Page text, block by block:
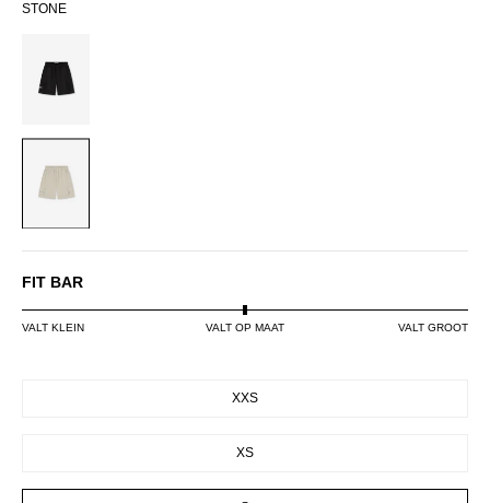
STONE
FIT BAR
VALT KLEIN VALT OP MAAT VALT GROOT
XXS
XS